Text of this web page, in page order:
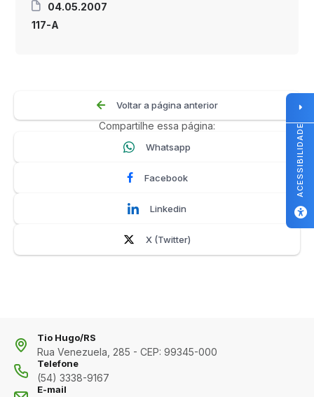
04.05.2007
117-A
Voltar a página anterior
Compartilhe essa página:
Whatsapp
Facebook
Linkedin
X (Twitter)
Tio Hugo/RS
Rua Venezuela, 285 - CEP: 99345-000
Telefone
(54) 3338-9167
E-mail
ACESSIBILIDADE